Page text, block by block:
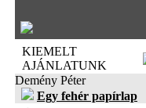
KIEMELT
AJÁNLATUNK
Demény Péter
Egy fehér papírlap